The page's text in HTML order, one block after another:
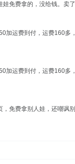
娃免费拿的，没给钱。卖
加运费到付，运费160多
加运费到付，运费160多
，免费拿别人娃，还嘲讽